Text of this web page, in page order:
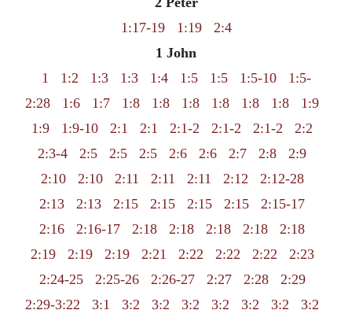
1:17-19
1:19
2:4
1 John
1
1:2 1:3 1:3 1:4 1:5 1:5 1:5-10
1:5-
2:28
1:6 1:7 1:8 1:8 1:8 1:8 1:8 1:8
1:9
1:9
1:9-10 2:1 2:1 2:1-2 2:1-2 2:1-2
2:2
2:3-4
2:5 2:5 2:5 2:6 2:6 2:7 2:8
2:9
2:10
2:10 2:11 2:11 2:11 2:12
2:12-28
2:13
2:13 2:15 2:15 2:15 2:15
2:15-17
2:16
2:16-17 2:18 2:18 2:18 2:18
2:18
2:19
2:19 2:19 2:21 2:22 2:22 2:22
2:23
2:24-25
2:25-26 2:26-27 2:27 2:28
2:29
2:29-3:22
3:1 3:2 3:2 3:2 3:2 3:2 3:2
3:2